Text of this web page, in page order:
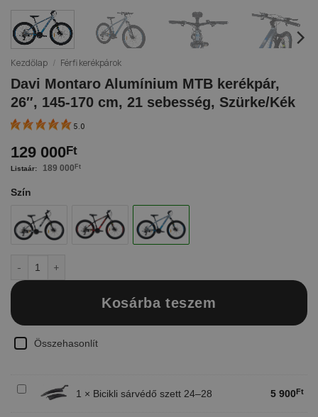
Kezdőlap / Férfi kerékpárok
Davi Montaro Alumínium MTB kerékpár,
26″, 145-170 cm, 21 sebesség, Szürke/Kék
5.0
129 000Ft
189 000 Ft
Szín
Kosárba teszem
Összehasonlít
Bicikli
1 × Bicikli sárvédő szett 24–28 5 900Ft